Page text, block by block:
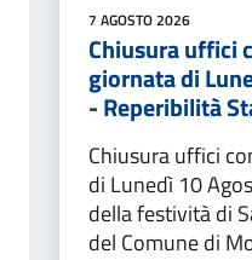
7 AGOSTO 2026
Chiusura uffici
giornata di
- Reperibilità
Chiusura uffici
di Lunedì 10
della festività di
del Comune di